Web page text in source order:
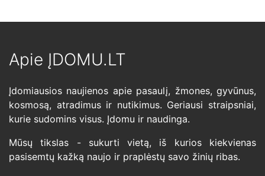
Apie ĮDOMU.LT
Įdomiausios naujienos apie pasaulį, žmones, gyvūnus,
kosmosą, atradimus ir nutikimus. Geriausi straipsniai,
kurie sudomins visus. Įdomu ir naudinga.
Mūsų tikslas - sukurti vietą, iš kurios kiekvienas
pasisemtų kažką naujo ir praplėstų savo žinių ribas.